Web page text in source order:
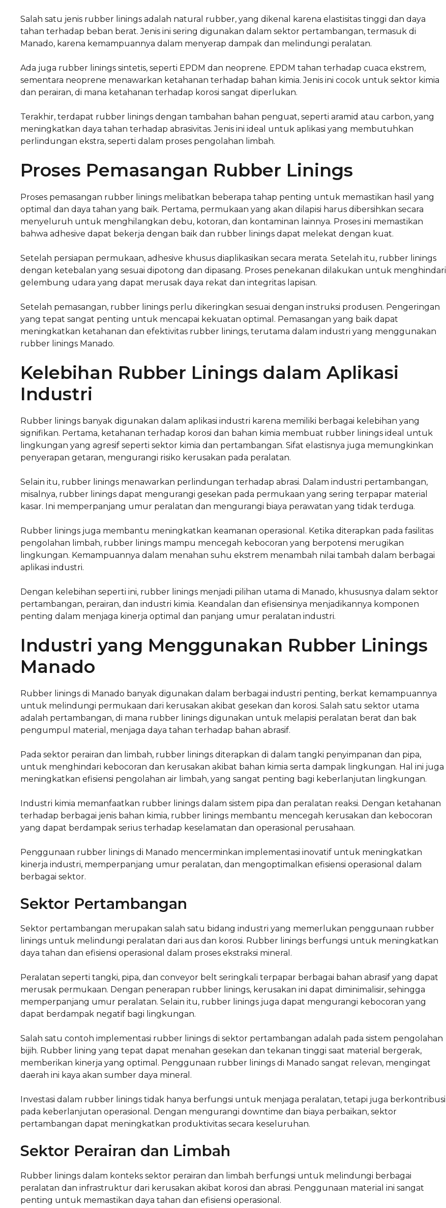
Salah satu jenis rubber linings adalah natural rubber, yang dikenal karena elastisitas tinggi dan daya
tahan terhadap beban berat. Jenis ini sering digunakan dalam sektor pertambangan, termasuk di
Manado, karena kemampuannya dalam menyerap dampak dan melindungi peralatan.
Ada juga rubber linings sintetis, seperti EPDM dan neoprene. EPDM tahan terhadap cuaca ekstrem,
sementara neoprene menawarkan ketahanan terhadap bahan kimia. Jenis ini cocok untuk sektor kimia
dan perairan, di mana ketahanan terhadap korosi sangat diperlukan.
Terakhir, terdapat rubber linings dengan tambahan bahan penguat, seperti aramid atau carbon, yang
meningkatkan daya tahan terhadap abrasivitas. Jenis ini ideal untuk aplikasi yang membutuhkan
perlindungan ekstra, seperti dalam proses pengolahan limbah.
Proses Pemasangan Rubber Linings
Proses pemasangan rubber linings melibatkan beberapa tahap penting untuk memastikan hasil yang
optimal dan daya tahan yang baik. Pertama, permukaan yang akan dilapisi harus dibersihkan secara
menyeluruh untuk menghilangkan debu, kotoran, dan kontaminan lainnya. Proses ini memastikan
bahwa adhesive dapat bekerja dengan baik dan rubber linings dapat melekat dengan kuat.
Setelah persiapan permukaan, adhesive khusus diaplikasikan secara merata. Setelah itu, rubber linings
dengan ketebalan yang sesuai dipotong dan dipasang. Proses penekanan dilakukan untuk menghindari
gelembung udara yang dapat merusak daya rekat dan integritas lapisan.
Setelah pemasangan, rubber linings perlu dikeringkan sesuai dengan instruksi produsen. Pengeringan
yang tepat sangat penting untuk mencapai kekuatan optimal. Pemasangan yang baik dapat
meningkatkan ketahanan dan efektivitas rubber linings, terutama dalam industri yang menggunakan
rubber linings Manado.
Kelebihan Rubber Linings dalam Aplikasi
Industri
Rubber linings banyak digunakan dalam aplikasi industri karena memiliki berbagai kelebihan yang
signifikan. Pertama, ketahanan terhadap korosi dan bahan kimia membuat rubber linings ideal untuk
lingkungan yang agresif seperti sektor kimia dan pertambangan. Sifat elastisnya juga memungkinkan
penyerapan getaran, mengurangi risiko kerusakan pada peralatan.
Selain itu, rubber linings menawarkan perlindungan terhadap abrasi. Dalam industri pertambangan,
misalnya, rubber linings dapat mengurangi gesekan pada permukaan yang sering terpapar material
kasar. Ini memperpanjang umur peralatan dan mengurangi biaya perawatan yang tidak terduga.
Rubber linings juga membantu meningkatkan keamanan operasional. Ketika diterapkan pada fasilitas
pengolahan limbah, rubber linings mampu mencegah kebocoran yang berpotensi merugikan
lingkungan. Kemampuannya dalam menahan suhu ekstrem menambah nilai tambah dalam berbagai
aplikasi industri.
Dengan kelebihan seperti ini, rubber linings menjadi pilihan utama di Manado, khususnya dalam sektor
pertambangan, perairan, dan industri kimia. Keandalan dan efisiensinya menjadikannya komponen
penting dalam menjaga kinerja optimal dan panjang umur peralatan industri.
Industri yang Menggunakan Rubber Linings
Manado
Rubber linings di Manado banyak digunakan dalam berbagai industri penting, berkat kemampuannya
untuk melindungi permukaan dari kerusakan akibat gesekan dan korosi. Salah satu sektor utama
adalah pertambangan, di mana rubber linings digunakan untuk melapisi peralatan berat dan bak
pengumpul material, menjaga daya tahan terhadap bahan abrasif.
Pada sektor perairan dan limbah, rubber linings diterapkan di dalam tangki penyimpanan dan pipa,
untuk menghindari kebocoran dan kerusakan akibat bahan kimia serta dampak lingkungan. Hal ini juga
meningkatkan efisiensi pengolahan air limbah, yang sangat penting bagi keberlanjutan lingkungan.
Industri kimia memanfaatkan rubber linings dalam sistem pipa dan peralatan reaksi. Dengan ketahanan
terhadap berbagai jenis bahan kimia, rubber linings membantu mencegah kerusakan dan kebocoran
yang dapat berdampak serius terhadap keselamatan dan operasional perusahaan.
Penggunaan rubber linings di Manado mencerminkan implementasi inovatif untuk meningkatkan
kinerja industri, memperpanjang umur peralatan, dan mengoptimalkan efisiensi operasional dalam
berbagai sektor.
Sektor Pertambangan
Sektor pertambangan merupakan salah satu bidang industri yang memerlukan penggunaan rubber
linings untuk melindungi peralatan dari aus dan korosi. Rubber linings berfungsi untuk meningkatkan
daya tahan dan efisiensi operasional dalam proses ekstraksi mineral.
Peralatan seperti tangki, pipa, dan conveyor belt seringkali terpapar berbagai bahan abrasif yang dapat
merusak permukaan. Dengan penerapan rubber linings, kerusakan ini dapat diminimalisir, sehingga
memperpanjang umur peralatan. Selain itu, rubber linings juga dapat mengurangi kebocoran yang
dapat berdampak negatif bagi lingkungan.
Salah satu contoh implementasi rubber linings di sektor pertambangan adalah pada sistem pengolahan
bijih. Rubber lining yang tepat dapat menahan gesekan dan tekanan tinggi saat material bergerak,
memberikan kinerja yang optimal. Penggunaan rubber linings di Manado sangat relevan, mengingat
daerah ini kaya akan sumber daya mineral.
Investasi dalam rubber linings tidak hanya berfungsi untuk menjaga peralatan, tetapi juga berkontribusi
pada keberlanjutan operasional. Dengan mengurangi downtime dan biaya perbaikan, sektor
pertambangan dapat meningkatkan produktivitas secara keseluruhan.
Sektor Perairan dan Limbah
Rubber linings dalam konteks sektor perairan dan limbah berfungsi untuk melindungi berbagai
peralatan dan infrastruktur dari kerusakan akibat korosi dan abrasi. Penggunaan material ini sangat
penting untuk memastikan daya tahan dan efisiensi operasional.